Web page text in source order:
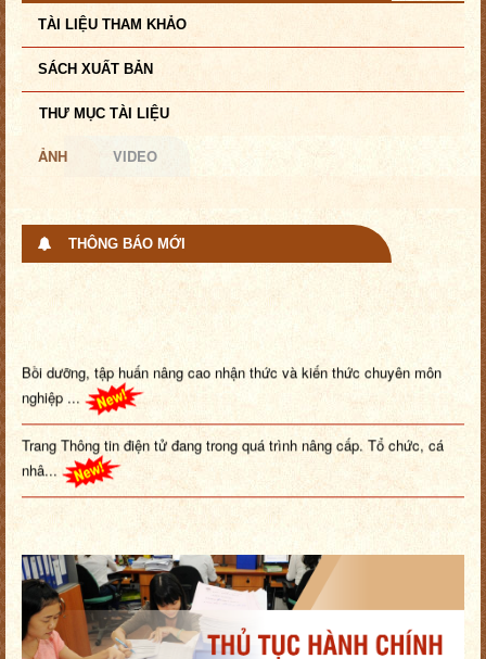
TÀI LIỆU THAM KHẢO
SÁCH XUẤT BẢN
THƯ MỤC TÀI LIỆU
ẢNH VIDEO
THÔNG BÁO MỚI
Bồi dưỡng, tập huấn nâng cao nhận thức và kiến thức chuyên môn
nghiệp ...
Trang Thông tin điện tử đang trong quá trình nâng cấp. Tổ chức, cá
nhâ...